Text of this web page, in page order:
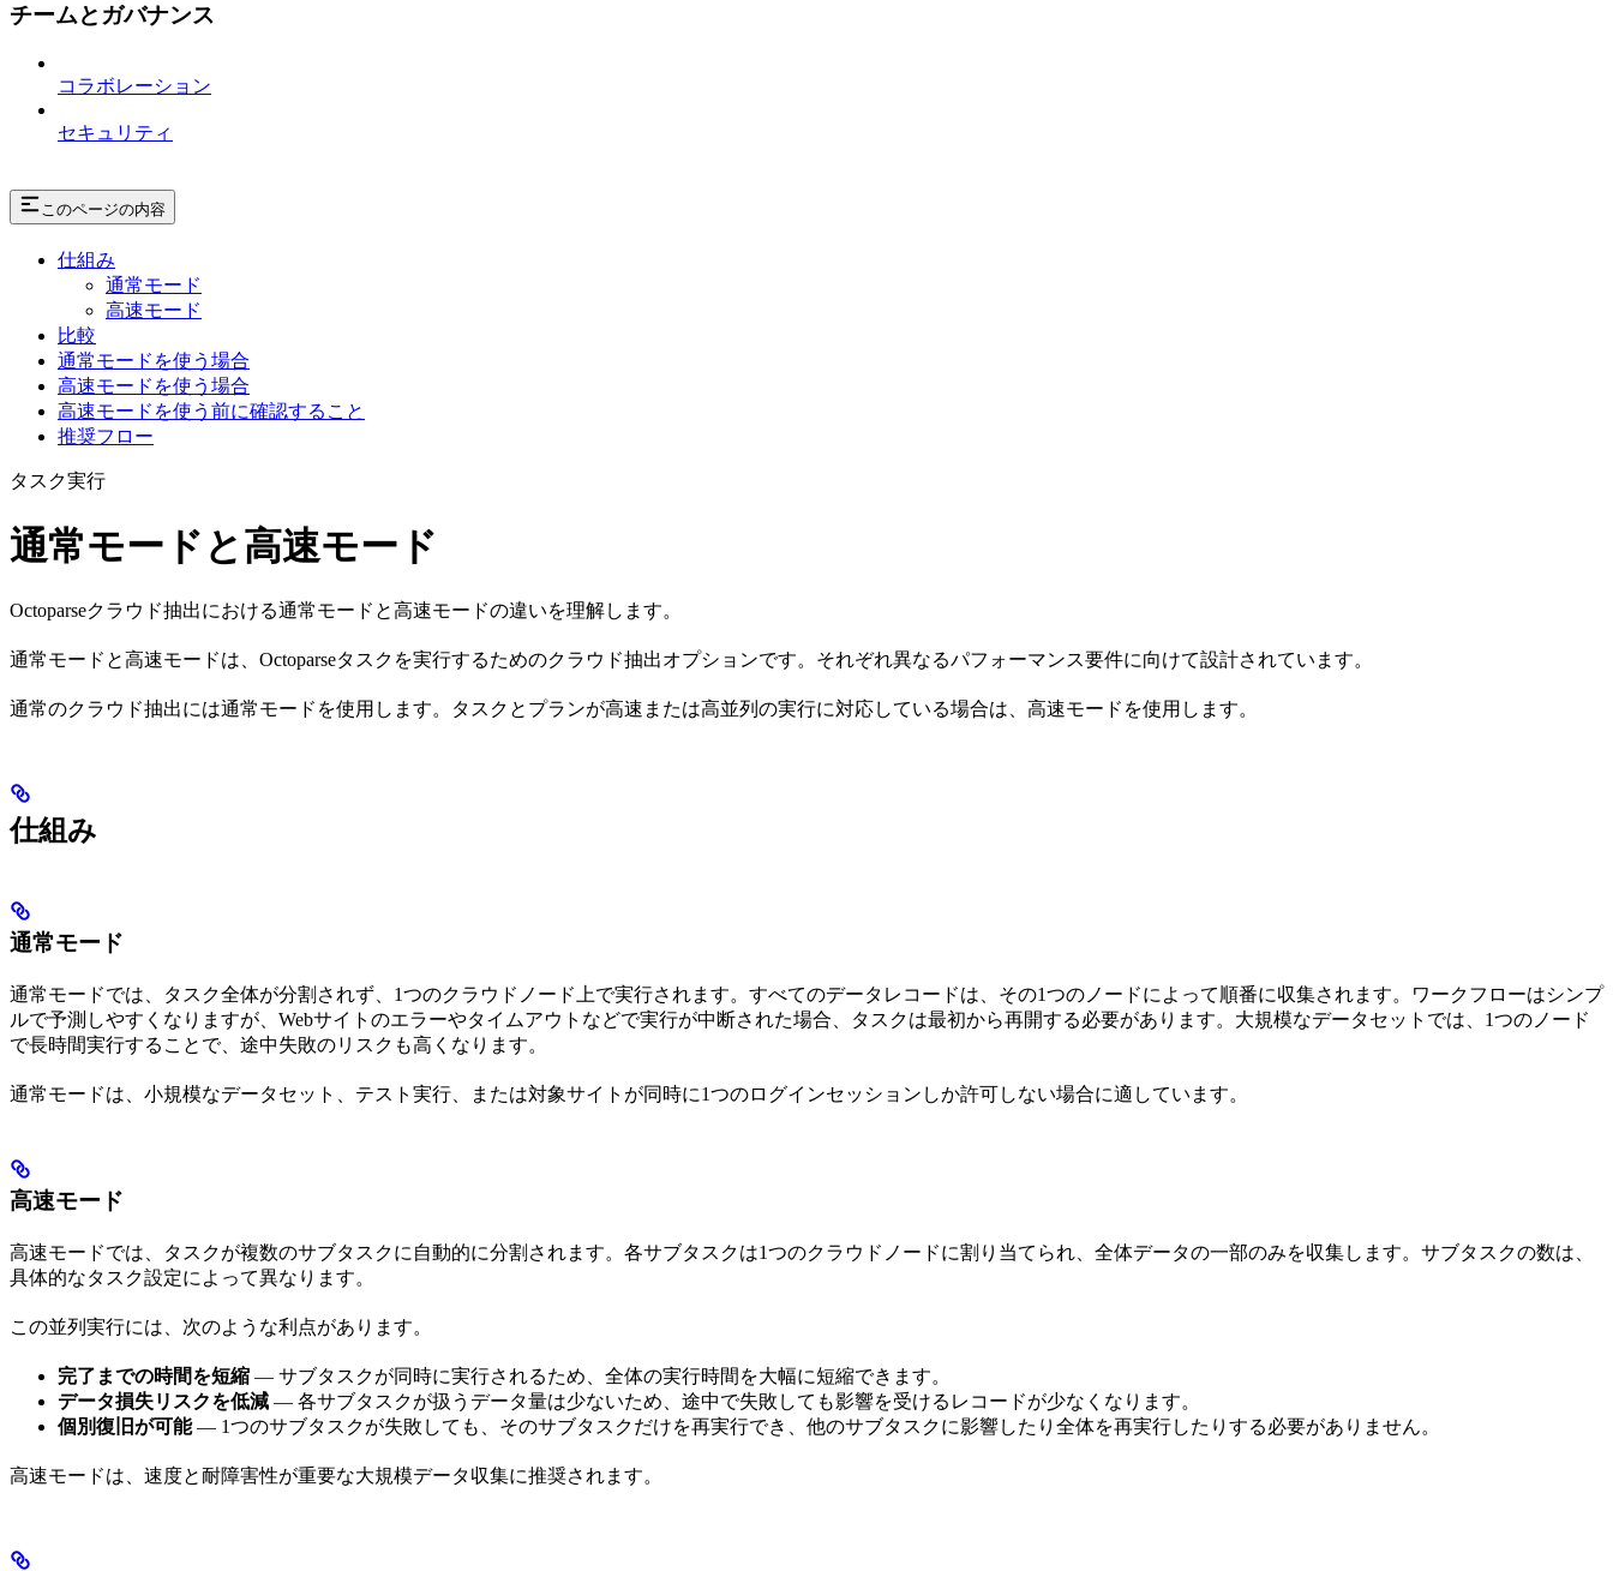
チームとガバナンス
コラボレーション
セキュリティ
このページの内容
仕組み
通常モード
高速モード
比較
通常モードを使う場合
高速モードを使う場合
高速モードを使う前に確認すること
推奨フロー
タスク実行
通常モードと高速モード
Octoparseクラウド抽出における通常モードと高速モードの違いを理解します。
通常モードと高速モードは、Octoparseタスクを実行するためのクラウド抽出オプションです。それぞれ異なるパフォーマンス要件に向けて設計されています。
通常のクラウド抽出には通常モードを使用します。タスクとプランが高速または高並列の実行に対応している場合は、高速モードを使用します。
仕組み
通常モード
通常モードでは、タスク全体が分割されず、1つのクラウドノード上で実行されます。すべてのデータレコードは、その1つのノードによって順番に収集されます。ワークフローはシンプ
ルで予測しやすくなりますが、Webサイトのエラーやタイムアウトなどで実行が中断された場合、タスクは最初から再開する必要があります。大規模なデータセットでは、1つのノード
で長時間実行することで、途中失敗のリスクも高くなります。
通常モードは、小規模なデータセット、テスト実行、または対象サイトが同時に1つのログインセッションしか許可しない場合に適しています。
高速モード
高速モードでは、タスクが複数のサブタスクに自動的に分割されます。各サブタスクは1つのクラウドノードに割り当てられ、全体データの一部のみを収集します。サブタスクの数は、
具体的なタスク設定によって異なります。
この並列実行には、次のような利点があります。
完了までの時間を短縮 — サブタスクが同時に実行されるため、全体の実行時間を大幅に短縮できます。
データ損失リスクを低減 — 各サブタスクが扱うデータ量は少ないため、途中で失敗しても影響を受けるレコードが少なくなります。
個別復旧が可能— 1つのサブタスクが失敗しても、そのサブタスクだけを再実行でき、他のサブタスクに影響したり全体を再実行したりする必要がありません。
高速モードは、速度と耐障害性が重要な大規模データ収集に推奨されます。